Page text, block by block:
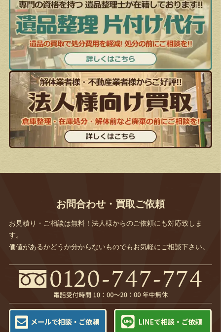
お問合わせ・買取ご依頼
お見積り・ご相談は無料！法人様からのご依頼にも対応致しま
す。
価値があるかどうか分からないものでもお気軽にご相談下さい。